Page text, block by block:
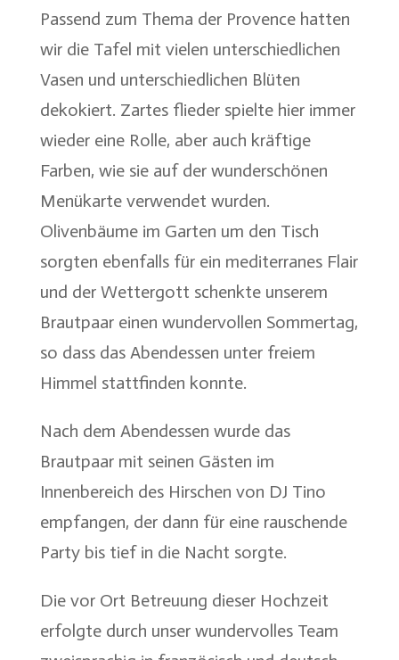
Passend zum Thema der Provence hatten
wir die Tafel mit vielen unterschiedlichen
Vasen und unterschiedlichen Blüten
dekokiert. Zartes flieder spielte hier immer
wieder eine Rolle, aber auch kräftige
Farben, wie sie auf der wunderschönen
Menükarte verwendet wurden.
Olivenbäume im Garten um den Tisch
sorgten ebenfalls für ein mediterranes Flair
und der Wettergott schenkte unserem
Brautpaar einen wundervollen Sommertag,
so dass das Abendessen unter freiem
Himmel stattfinden konnte.
Nach dem Abendessen wurde das
Brautpaar mit seinen Gästen im
Innenbereich des Hirschen von DJ Tino
empfangen, der dann für eine rauschende
Party bis tief in die Nacht sorgte.
Die vor Ort Betreuung dieser Hochzeit
erfolgte durch unser wundervolles Team